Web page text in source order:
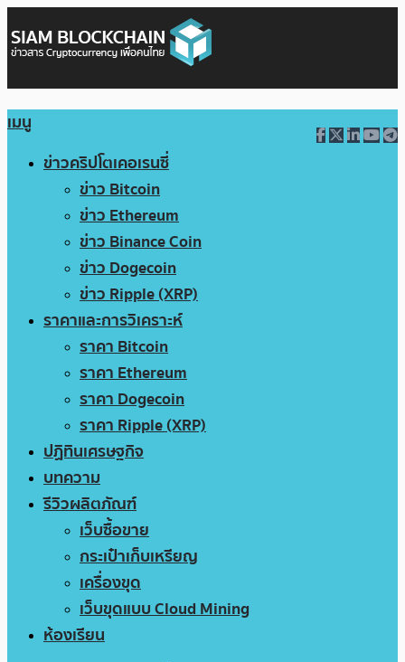
เมนู
ข่าวคริปโตเคอเรนซี่
ข่าว Bitcoin
ข่าว Ethereum
ข่าว Binance Coin
ข่าว Dogecoin
ข่าว Ripple (XRP)
ราคาและการวิเคราะห์
ราคา Bitcoin
ราคา Ethereum
ราคา Dogecoin
ราคา Ripple (XRP)
ปฏิทินเศรษฐกิจ
บทความ
รีวิวผลิตภัณฑ์
เว็บซื้อขาย
กระเป๋าเก็บเหรียญ
เครื่องขุด
เว็บขุดแบบ Cloud Mining
ห้องเรียน